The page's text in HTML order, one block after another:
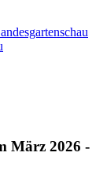
März 2026 -